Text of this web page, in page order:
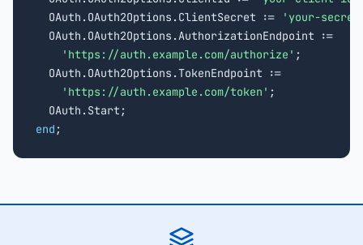
  OAuth.OAuth2Options.ClientSecret :=
'your-
  OAuth.OAuth2Options.AuthorizationEndpoint :=
'https://auth.example.com/authorize' ;
  OAuth.OAuth2Options.TokenEndpoint :=
'https://auth.example.com/token' ;
end ;